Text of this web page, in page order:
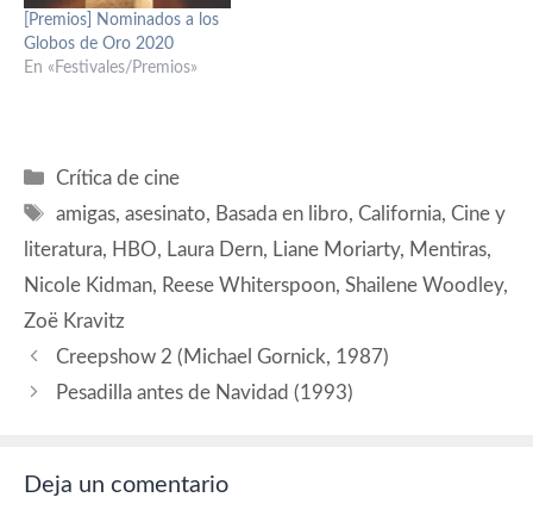
[Premios] Nominados a los
Globos de Oro 2020
En «Festivales/Premios»
Categorías
Crítica de cine
Etiquetas
amigas,asesinato, Basada en libro,California,Cine y
literatura, HBO, Laura Dern, Liane Moriarty, Mentiras,
Nicole Kidman, Reese Whiterspoon, Shailene Woodley,
Zoë Kravitz
Creepshow 2 (Michael Gornick, 1987)
Pesadilla antes de Navidad (1993)
Deja un comentario